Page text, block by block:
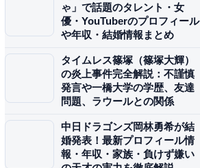
ゃ」で話題のタレント・女
優・YouTuberのプロフィール
や年収・結婚情報まとめ
タイムレス篠塚（篠塚大輝）
の炎上事件完全解説：不謹慎
発言や一橋大学の学歴、友達
問題、ラウールとの関係
中日ドラゴンズ岡林勇希が結
婚発表！最新プロフィール情
報・年収・家族・負けず嫌い